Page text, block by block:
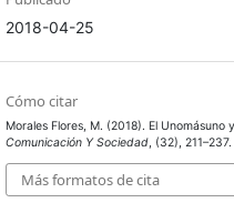
2018-04-25
Cómo citar
Morales Flores, M. (2018). El
Comunicación Y Sociedad, (32),
Más formatos de cita